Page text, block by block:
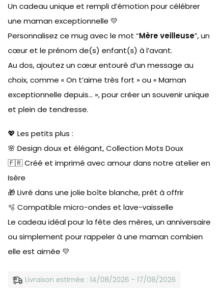
Un cadeau unique et rempli d’émotion pour célébrer
une maman exceptionnelle 💛
Personnalisez ce mug avec le mot “Mère veilleuse”, un
cœur et le prénom de(s) enfant(s) à l’avant.
Au dos, ajoutez un cœur entouré d’un message au
choix, comme « On t’aime très fort » ou « Maman
exceptionnelle depuis… », pour créer un souvenir unique
et plein de tendresse.
💖 Les petits plus :
🌸 Design doux et élégant, Collection Mots Doux
🇫🇷 Créé et imprimé avec amour dans notre atelier en
Isère
🎁 Livré dans une jolie boîte blanche, prêt à offrir
🫧 Compatible micro-ondes et lave-vaisselle
Le cadeau idéal pour la fête des mères, un anniversaire
ou simplement pour rappeler à une maman combien
elle est aimée 💛
Livraison estimée : 14/08/2026 - 17/08/2026